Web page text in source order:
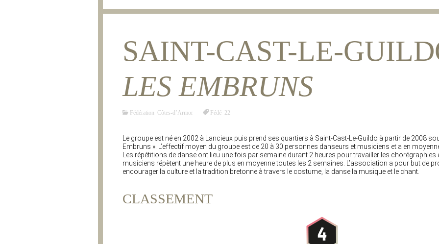
SAINT-CAST-LE-
LES EMBRUNS
Fédération Côtes-d’Armor Fédé 22
Le groupe est né en 2002 à Lancieux puis prend ses quartiers à Saint-Cast-Le-Guildo à partir de 2008
Embruns ». L’effectif moyen du groupe est de 20 à 30 personnes danseurs et musiciens et a en
Les répétitions de danse ont lieu une fois par semaine durant 2 heures pour travailler les chorégraphies
musiciens répètent une heure de plus en moyenne toutes les 2 semaines. L’association a pour but de
encourager la culture et la tradition bretonne à travers le costume, la danse la musique et le chant.
CLASSEMENT